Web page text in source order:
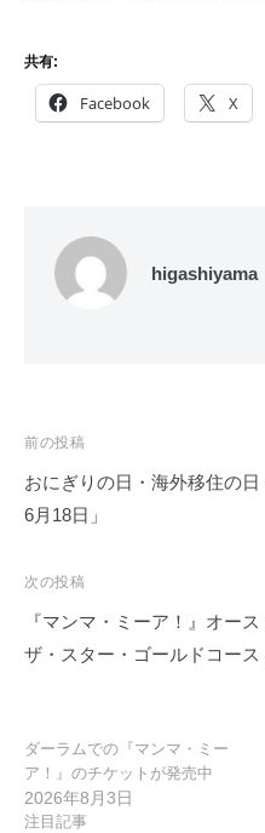
共有:
Facebook X
higashiyama
投
稿
ナ
ゲ
ー
シ
前の投稿
おにぎりの日・海外移住の
6月18日」
次の投稿
『マンマ・ミーア！』オー
ザ・スター・ゴールドコース
ダーラムでの『マンマ・ミー
ア！』のチケットが発売中
2026年8月3日
注目記事